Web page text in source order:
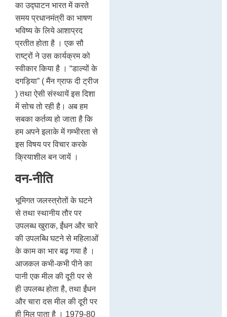
का उद्घाटन भारत में करते
समय प्रधानमंत्री का भाषण
भविष्य के लिये आशाप्रद
प्रतीत होता है । एक सौ
राष्ट्रों ने उस कार्यक्रम को
स्वीकार किया है । “डाल्यों के
दगड़िया” ( मैंन ग्राफ दी ट्रीज
) तथा ऐसी संस्थायें इस दिशा
में सोच तो रही है। अब हम
सबका कर्तव्य हो जाता है कि
हम अपने इलाके में गम्भीरता से
इस विषय पर विचार करके
क्रियाशील बन जायें ।
वन-नीति
भूमिगत जलस्त्रोतों के घटने
से तथा स्थानीय तौर पर
उपलब्ध खुराक, ईंधन और चारे
की उपलब्धि घटने से महिलाओं
के काम का भार बढ़ गया है ।
आजकल कभी-कभी पीने का
पानी एक मील की दूरी पर से
ही उपलब्ध होता है, तथा ईंधन
और चारा दस मील की दूरी पर
ही मिल पाता है । 1979-80